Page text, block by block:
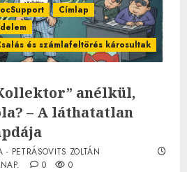
Címlap
és számlafeltörés károsultak
anélkül,
– A láthatatlan
- PETRÁSOVITS ZOLTÁN
0 0